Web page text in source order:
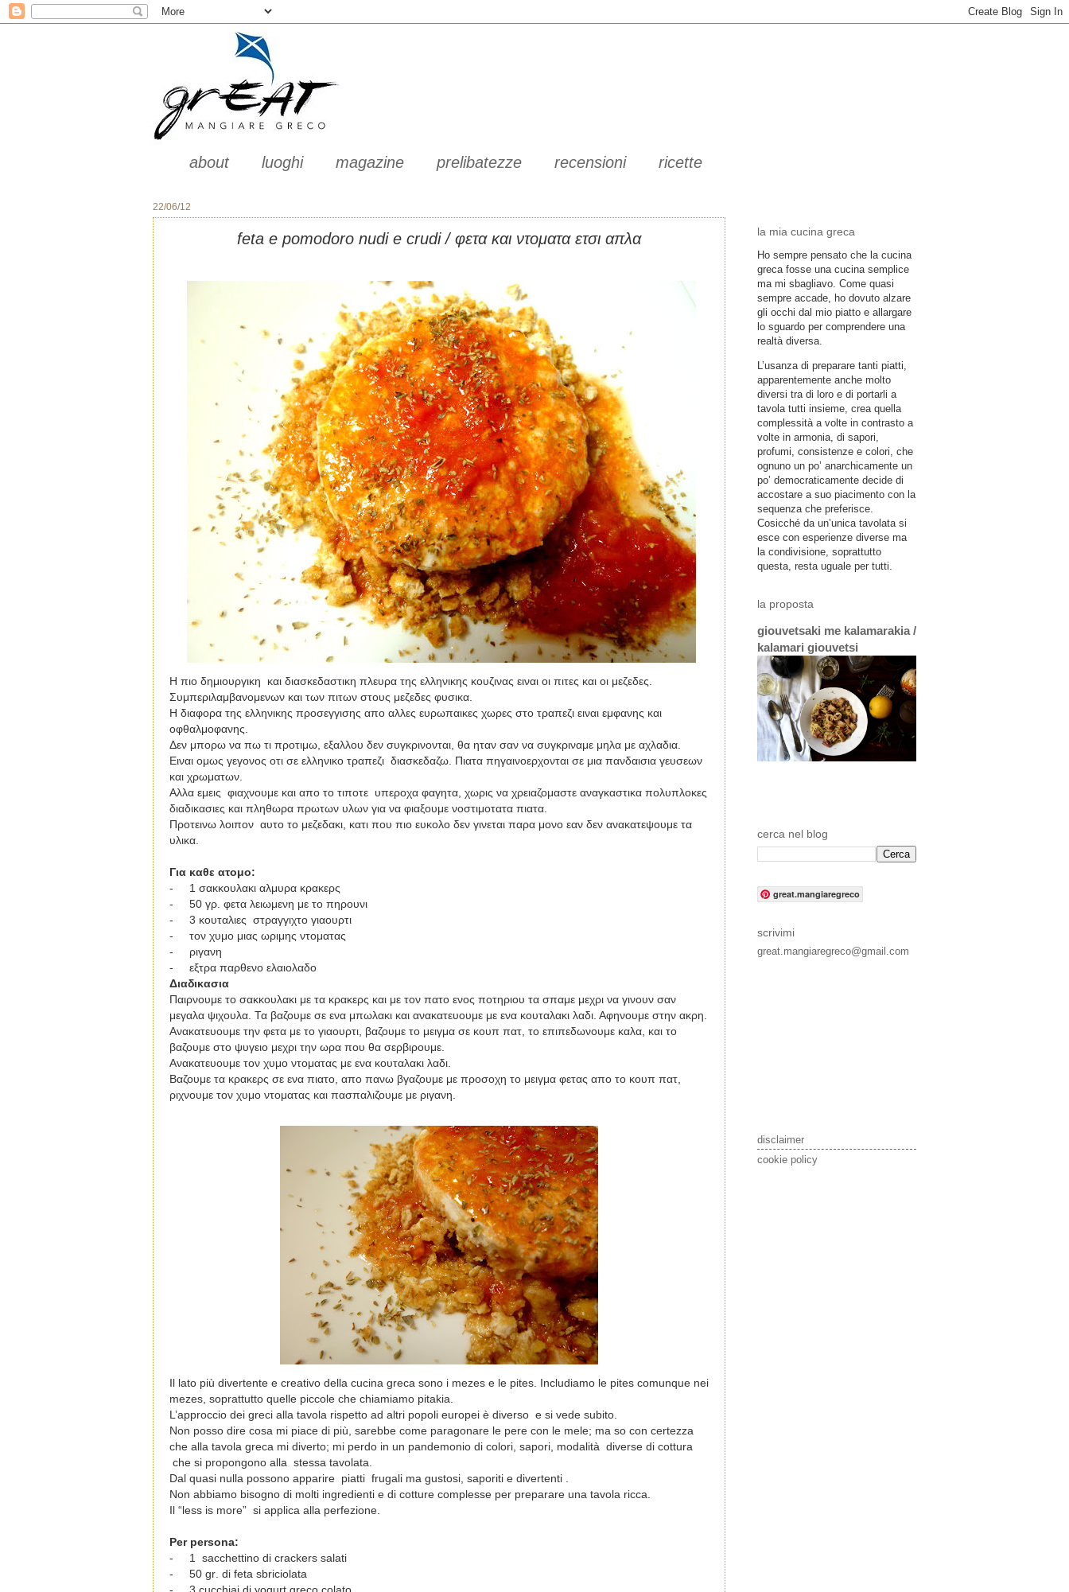
about luoghi magazine prelibatezze recensioni ricette
22/06/12
feta e pomodoro nudi e crudi / φετα και ντοματα ετσι απλα
Η πιο δημιουργικη
και διασκεδαστικη πλευρα της ελληνικης κουζινας ειναι οι πιτες και οι μεζεδες.
Συμπεριλαμβανομενων και των πιτων στους μεζεδες φυσικα.
Η διαφορα της ελληνικης προσεγγισης απο αλλες ευρωπαικες χωρες στο τραπεζι ειναι εμφανης και
οφθαλμοφανης.
Δεν μπορω να πω τι προτιμω, εξαλλου δεν συγκρινονται, θα ηταν σαν να συγκριναμε μηλα με αχλαδια.
Ειναι ομως γεγονος οτι σε ελληνικο τραπεζι διασκεδαζω. Πιατα πηγαινοερχονται σε μια πανδαισια γευσεων
και χρωματων.
Αλλα εμεις φιαχνουμε και απο το τιποτε υπεροχα φαγητα, χωρις να χρειαζομαστε αναγκαστικα πολυπλοκες
διαδικασιες και πληθωρα πρωτων υλων για να φιαξουμε νοστιμοτατα πιατα.
Προτεινω λοιπον αυτο το μεζεδακι, κατι που πιο ευκολο δεν γινεται παρα μονο εαν δεν ανακατεψουμε τα
υλικα.
Για καθε ατομο:
-
1 σακκουλακι αλμυρα κρακερς
-
50 γρ. φετα λειωμενη με το πηρουνι
-
3 κουταλιες στραγγιχτο γιαουρτι
-
τον χυμο μιας ωριμης ντοματας
-
ριγανη
-
εξτρα παρθενο ελαιολαδο
Διαδικασια
Παιρνουμε το σακκουλακι με τα κρακερς και με τον πατο ενος ποτηριου τα σπαμε μεχρι να γινουν σαν
μεγαλα ψιχουλα. Τα βαζουμε σε ενα μπωλακι και ανακατευουμε με ενα κουταλακι λαδι. Αφηνουμε στην ακρη.
Ανακατευουμε την φετα με το γιαουρτι, βαζουμε το μειγμα σε κουπ πατ, το επιπεδωνουμε καλα, και το
βαζουμε στο ψυγειο μεχρι την ωρα που θα σερβιρουμε.
Ανακατευουμε τον χυμο ντοματας με ενα κουταλακι λαδι.
Βαζουμε τα κρακερς σε ενα πιατο, απο πανω βγαζουμε με προσοχη το μειγμα φετας απο το κουπ πατ,
ριχνουμε τον χυμο ντοματας και πασπαλιζουμε με ριγανη.
Il lato più divertente e creativo della cucina greca sono i mezes e le pites. Includiamo le pites comunque nei
mezes, soprattutto quelle piccole che chiamiamo pitakia.
L’approccio dei greci alla tavola rispetto ad altri popoli europei è diverso e si vede subito.
Non posso dire cosa mi piace di più, sarebbe come paragonare le pere con le mele; ma so con certezza
che alla tavola greca mi diverto; mi perdo in un pandemonio di colori, sapori, modalità diverse di cottura
che si propongono alla stessa tavolata.
Dal quasi nulla possono apparire piatti frugali ma gustosi, saporiti e divertenti .
Non abbiamo bisogno di molti ingredienti e di cotture complesse per preparare una tavola ricca.
Il “less is more” si applica alla perfezione.
Per persona:
-
1 sacchettino di crackers salati
-
50 gr di feta sbriciolata
la mia cucina greca
Ho sempre pensato che la cucina
greca fosse una cucina semplice
ma mi sbagliavo. Come quasi
sempre accade, ho dovuto alzare
gli occhi dal mio piatto e allargare
lo sguardo per comprendere una
realtà diversa.
L’usanza di preparare tanti piatti,
apparentemente anche molto
diversi tra di loro e di portarli a
tavola tutti insieme, crea quella
complessità a volte in contrasto a
volte in armonia, di sapori,
profumi, consistenze e colori, che
ognuno un po’ anarchicamente un
po’ democraticamente decide di
accostare a suo piacimento con la
sequenza che preferisce.
Cosicché da un’unica tavolata si
esce con esperienze diverse ma
la condivisione, soprattutto
questa, resta uguale per tutti.
la proposta
giouvetsaki me kalamarakia /
kalamari giouvetsi
cerca nel blog
great.mangiaregreco
scrivimi
great.mangiaregreco@gmail.com
disclaimer
cookie policy